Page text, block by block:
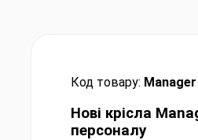
Код товару: Manager
Нові крісла
персоналу